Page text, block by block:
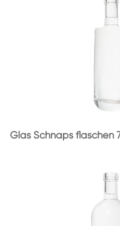
Glas Schnaps flaschen